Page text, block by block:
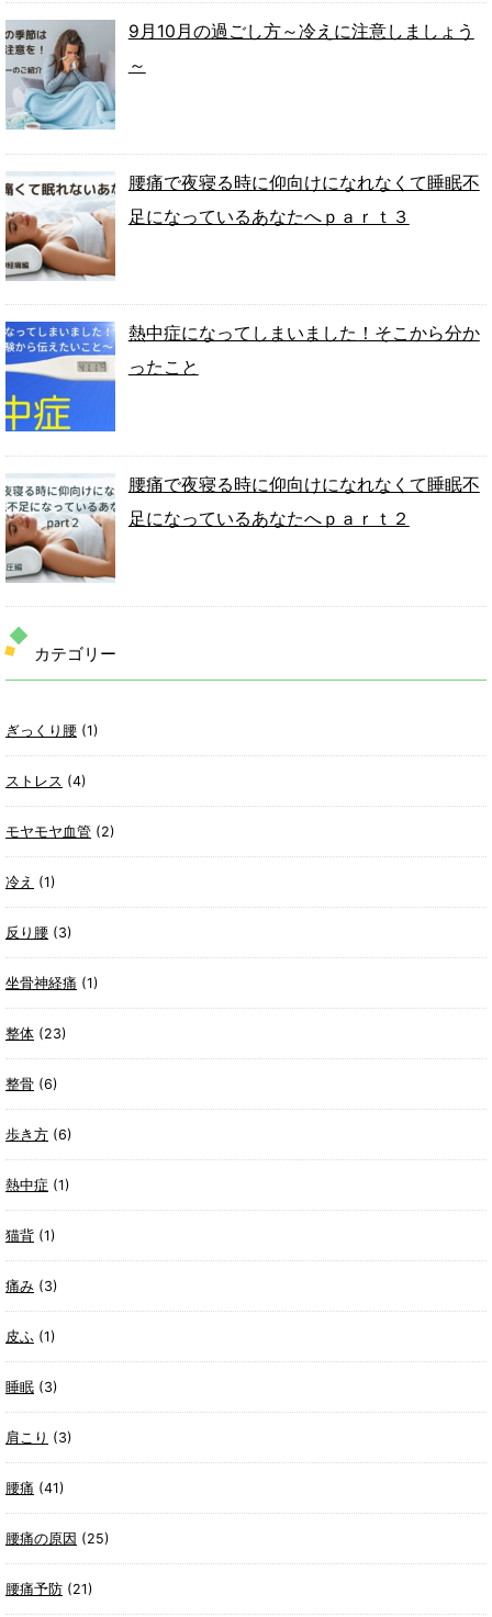
9月10月の過ごし方～冷えに注意しましょう
～
腰痛で夜寝る時に仰向けになれなくて睡眠不
足になっているあなたへｐａｒｔ３
熱中症になってしまいました！そこから分か
ったこと
腰痛で夜寝る時に仰向けになれなくて睡眠不
足になっているあなたへｐａｒｔ２
カテゴリー
ぎっくり腰 (1)
ストレス (4)
モヤモヤ血管 (2)
冷え (1)
反り腰 (3)
坐骨神経痛 (1)
整体 (23)
整骨 (6)
歩き方 (6)
熱中症 (1)
猫背 (1)
痛み (3)
皮ふ (1)
睡眠 (3)
肩こり (3)
腰痛 (41)
腰痛の原因 (25)
腰痛予防 (21)